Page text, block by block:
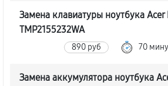
Замена клавиатуры ноутбука Acer
TMP2155232WA
890 руб 70
Замена аккумулятора ноутбука